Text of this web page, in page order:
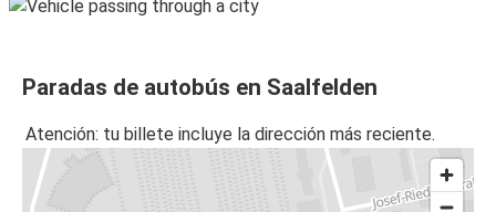
Paradas de autobús en Saalfelden
Atención: tu billete incluye la dirección más reciente.